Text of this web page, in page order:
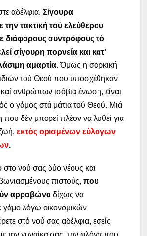
αδέλφια. Σίγουρα
την τακτική τού ελεύθερου
διάφορους συντρόφους τό
σίγουρη πορνεία και κατ'
αμαρτία.Όμως η σαρκική
τού Θεού που υποσχέθηκαν
ανθρώπων ισόβια ένωση, είναι
ο γάμος στά μάτια τού Θεού. Μιά
δέν μπορεί πλέον να λυθεί για
εκτός ορισμένων εύλογων
.
στο νού σας δύο νέους και
πιστούς, που
αρραβώνα δίχως να
λόγω οικονομικών
στό νού σας αδέλφια, εσείς